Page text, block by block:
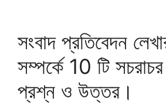
সংবাদ প্রতিবেদন
সম্পর্কে 10 টি সচরাচর
প্রশ্ন ও উত্তর।